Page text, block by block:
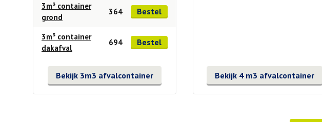
3m³ container
grond
364 Bestel
3m³ container
dakafval
694 Bestel
Bekijk 3m3 afvalcontainer Bekijk 4 m3 afvalcontainer